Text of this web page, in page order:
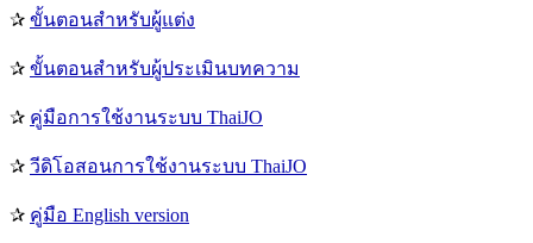
✰ ขั้นตอนสำหรับผู้แต่ง
✰ ขั้นตอนสำหรับผู้ประเมินบทความ
✰ คู่มือการใช้งานระบบ ThaiJO
✰ วีดิโอสอนการใช้งานระบบ ThaiJO
✰ คู่มือ English version